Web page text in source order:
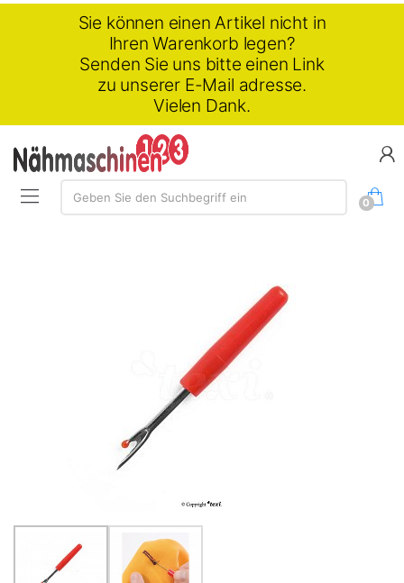
Sie können einen Artikel nicht in
Ihren Warenkorb legen?
Senden Sie uns bitte einen Link
zu unserer E-Mail adresse.
Vielen Dank.
Suchen:
Geben Sie den Suchbegriff ein
0